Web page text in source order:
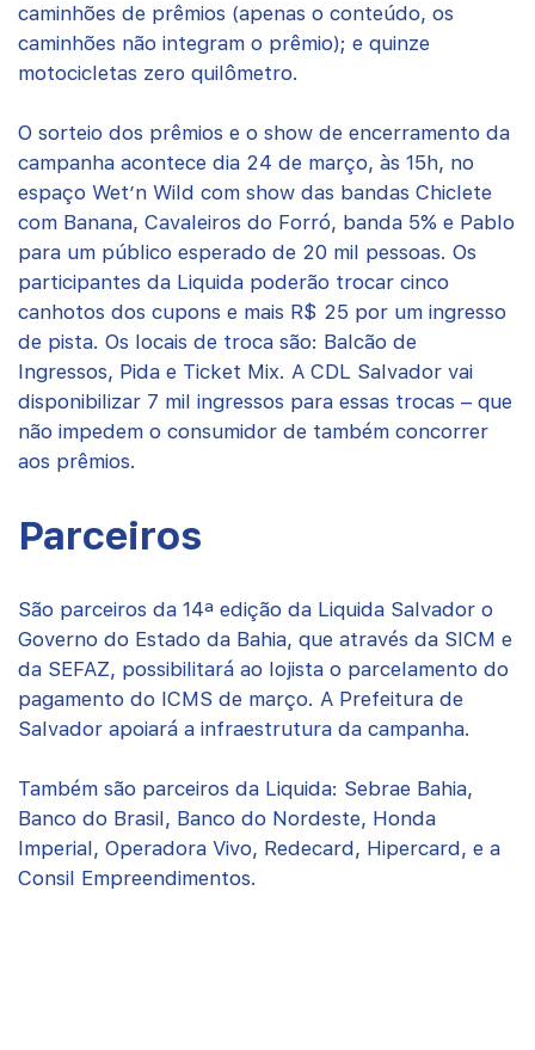
caminhões de prêmios (apenas o conteúdo, os
caminhões não integram o prêmio); e quinze
motocicletas zero quilômetro.
O sorteio dos prêmios e o show de encerramento da
campanha acontece dia 24 de março, às 15h, no
espaço Wet’n Wild com show das bandas Chiclete
com Banana, Cavaleiros do Forró, banda 5% e Pablo
para um público esperado de 20 mil pessoas. Os
participantes da Liquida poderão trocar cinco
canhotos dos cupons e mais R$ 25 por um ingresso
de pista. Os locais de troca são: Balcão de
Ingressos, Pida e Ticket Mix. A CDL Salvador vai
disponibilizar 7 mil ingressos para essas trocas – que
não impedem o consumidor de também concorrer
aos prêmios.
Parceiros
São parceiros da 14ª edição da Liquida Salvador o
Governo do Estado da Bahia, que através da SICM e
da SEFAZ, possibilitará ao lojista o parcelamento do
pagamento do ICMS de março. A Prefeitura de
Salvador apoiará a infraestrutura da campanha.
Também são parceiros da Liquida: Sebrae Bahia,
Banco do Brasil, Banco do Nordeste, Honda
Imperial, Operadora Vivo, Redecard, Hipercard, e a
Consil Empreendimentos.